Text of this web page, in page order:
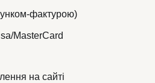
фактурою)
MasterCard
на сайті